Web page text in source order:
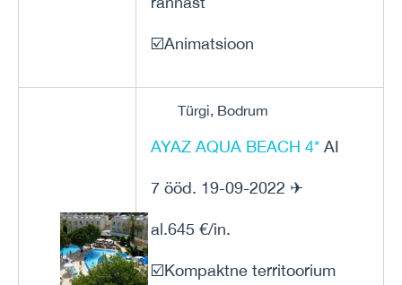
☑️Animatsioon
Türgi, Bodrum
AYAZ AQUA BEACH 4* AI
7 ööd. 19-09-2022 ✈
al.645 €/in.
☑️Kompaktne territoorium